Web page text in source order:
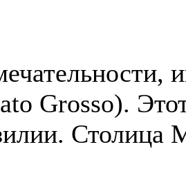
Grosso).
Столица